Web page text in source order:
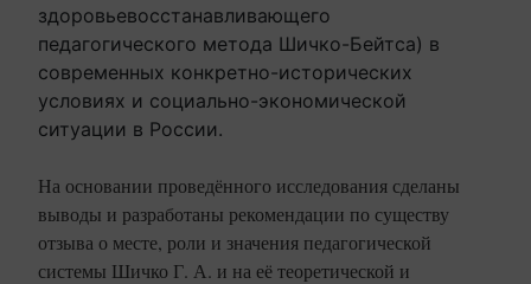
здоровьевосстанавливающего
педагогического метода Шичко-Бейтса) в
современных конкретно-исторических
условиях и социально-экономической
ситуации в России.
На основании проведённого исследования сделаны
выводы и разработаны рекомендации по существу
отзыва о месте, роли и значения педагогической
системы Шичко Г. А. и на её теоретической и